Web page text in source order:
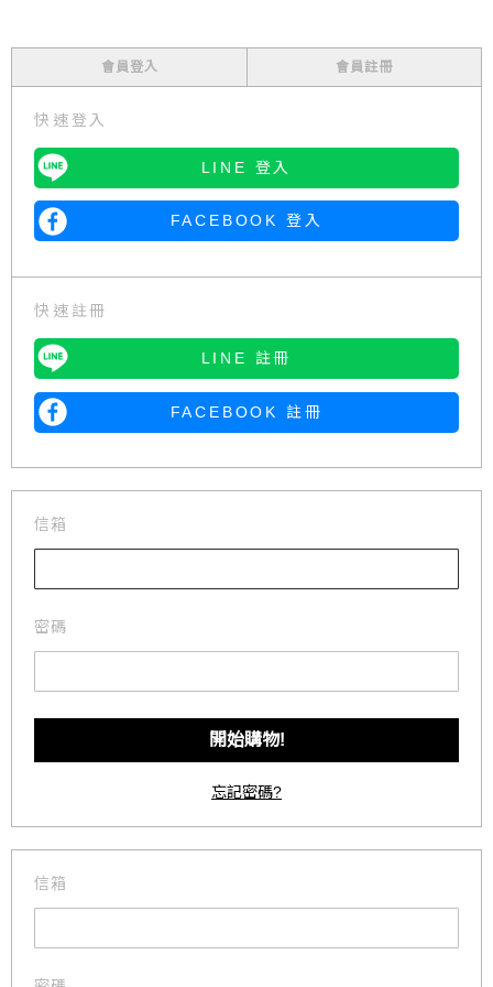
會員登入 會員註冊
快速登入
LINE 登入
FACEBOOK 登入
快速註冊
LINE 註冊
FACEBOOK 註冊
信箱
密碼
忘記密碼?
信箱